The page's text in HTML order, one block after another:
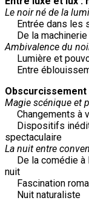
Le noir né de la
Entrée dans les
De la machinerie
Ambivalence du
Lumière et
Entre
Magie scénique et
Changements à
Dispositifs
spectaculaire
La nuit entre
De la comédie à
nuit
Fascination
Nuit naturaliste